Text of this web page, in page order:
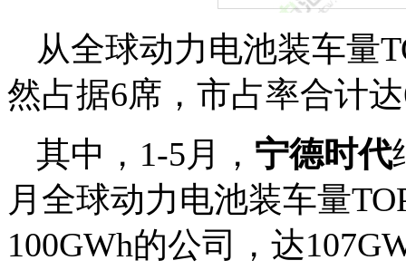
从全球动力电池装车量
然占据6席，市占率合计
其中，1-5月， 宁德时代
月全球动力电池装车量
100GWh的公司，达